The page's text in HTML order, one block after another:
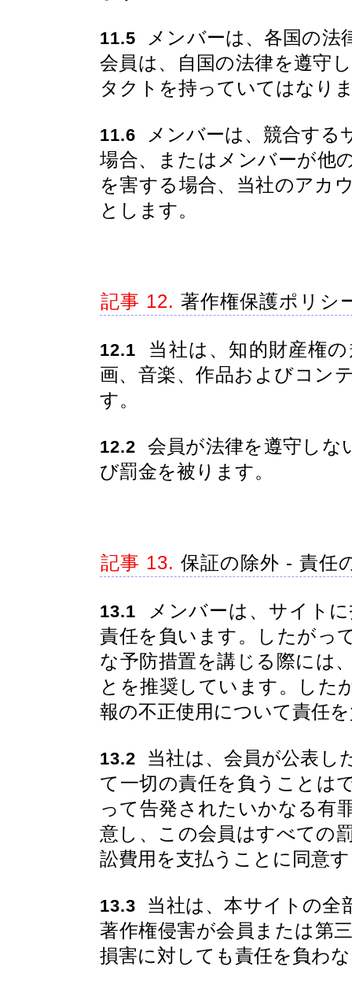
11.5 メンバーは、各国の法
会員は、自国の法律を遵守
タクトを持っていてはなり
11.6 メンバーは、競合する
場合、またはメンバーが他
を害する場合、当社のアカ
とします。
記事 12. 著作権保護ポリシ
12.1 当社は、知的財産権
画、音楽、作品およびコン
す。
12.2 会員が法律を遵守しな
び罰金を被ります。
記事 13. 保証の除外 - 責任
13.1 メンバーは、サイト
責任を負います。したがっ
な予防措置を講じる際には
とを推奨しています。した
報の不正使用について責任
13.2 当社は、会員が公表し
て一切の責任を負うことは
って告発されたいかなる有
意し、この会員はすべての
訟費用を支払うことに同意
13.3 当社は、本サイトの全
著作権侵害が会員または第
損害に対しても責任を負わ